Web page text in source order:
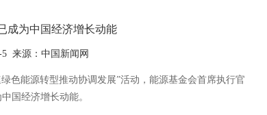
成为中国经济增长动能
5 来源：中国新闻网
能源转型推动协调发展”活动，能源基金会首席执行官
国经济增长动能。